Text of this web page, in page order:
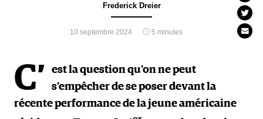
Frederick Dreier
10 septembre 2024 5 minutes
C’
est la question qu’on ne peut
s’empêcher de se poser devant la
récente performance de la jeune américaine